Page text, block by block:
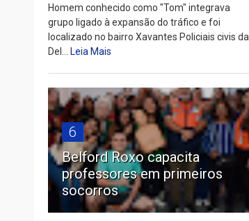
Homem conhecido como "Tom" integrava
grupo ligado à expansão do tráfico e foi
localizado no bairro Xavantes Policiais civis da
Del...Leia Mais
6
Belford Roxo capacita
professores em primeiros
socorros